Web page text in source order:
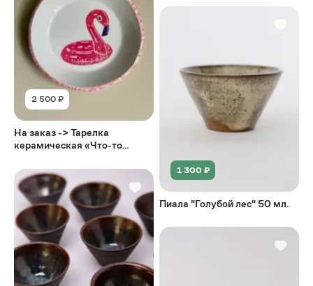
2 500 ₽
На заказ -> Тарелка
керамическая «Что-то
1 300 ₽
Пиала "Голубой лес" 50 мл.